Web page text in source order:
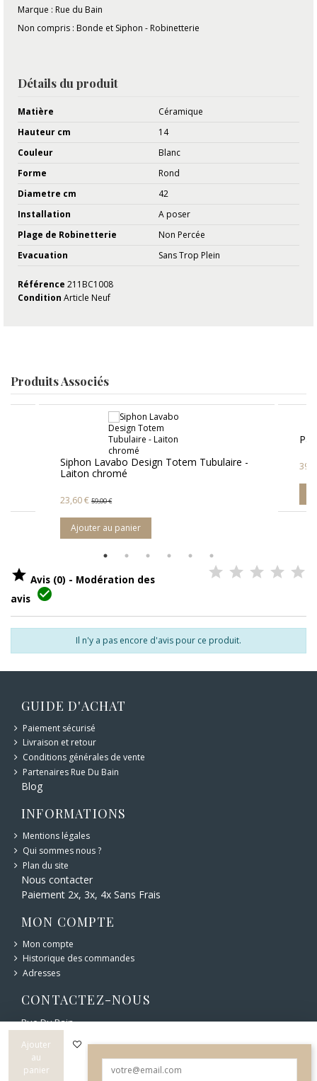
Ajouter
au
panier
Marque : Rue du Bain
Non compris : Bonde et Siphon - Robinetterie
Détails du produit
Matière
Céramique
Hauteur cm
14
Couleur
Blanc
Forme
Rond
Diametre cm
42
Installation
A poser
Plage de Robinetterie
Non Percée
Evacuation
Sans Trop Plein
Référence 211BC1008
Condition Article Neuf
Produits Associés
Siphon Lavabo Design Totem Tubulaire -
Laiton chromé
23,60 € 59,00 €
Ajouter au panier
 Avis (0) - Modération des
avis 
Il n'y a pas encore d'avis pour ce produit.
GUIDE D'ACHAT
Paiement sécurisé
Livraison et retour
Conditions générales de vente
Partenaires Rue Du Bain
Blog
INFORMATIONS
Mentions légales
Qui sommes nous ?
Plan du site
Nous contacter
Paiement 2x, 3x, 4x Sans Frais
MON COMPTE
Mon compte
Historique des commandes
Adresses
CONTACTEZ-NOUS
Rue Du Bain
6 bd Carnot 12400 Saint-Affrique
05 65 49 44 76